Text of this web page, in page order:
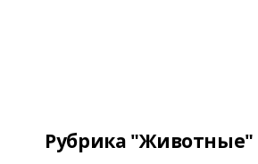
Рубрика "Животные"